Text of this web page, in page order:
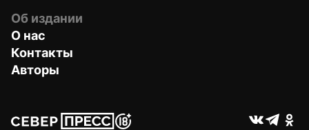
Об издании
О нас
Контакты
Авторы